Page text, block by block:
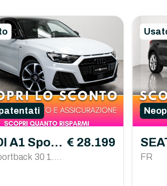
A1 Sport
30 1.0
€ 28.199
FR